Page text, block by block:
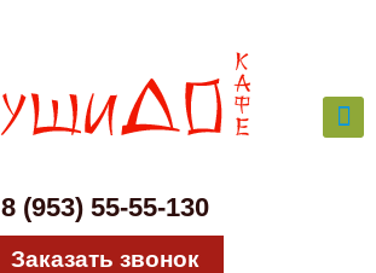
8 (953) 55-55-130
Заказать звонок